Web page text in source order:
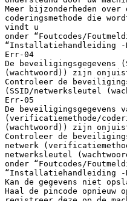
Meer bijzonderheden
coderingsmethode die
vindt u
onder “Foutcodes/
“Installatiehandleiding -
Err-04
De beveiligingsgegevens
(wachtwoord)) zijn
Controleer de
(SSID/netwerksleutel
Err-05
De beveiligingsgegevens
(verificatiemethode/
(wachtwoord)) zijn
Controleer de
netwerk
netwerksleutel
onder “Foutcodes/
“Installatiehandleiding -
Kan de gegevens niet
Haal de pincode opnieuw